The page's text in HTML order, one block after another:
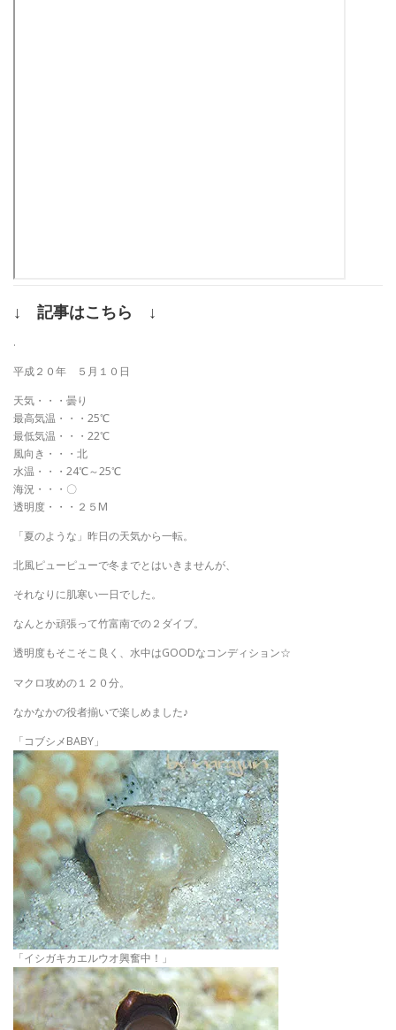
↓ 記事はこちら ↓
.
平成２０年 ５月１０日
天気・・・曇り
最高気温・・・25℃
最低気温・・・22℃
風向き・・・北
水温・・・24℃～25℃
海況・・・〇
透明度・・・２５M
「夏のような」昨日の天気から一転。
北風ピューピューで冬までとはいきませんが、
それなりに肌寒い一日でした。
なんとか頑張って竹富南での２ダイブ。
透明度もそこそこ良く、水中はGOODなコンディション☆
マクロ攻めの１２０分。
なかなかの役者揃いで楽しめました♪
「コブシメBABY」
「イシガキカエルウオ興奮中！」